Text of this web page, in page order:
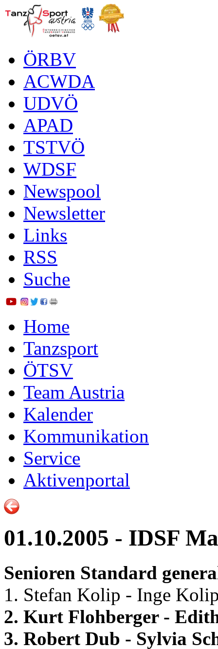
ÖRBV
ACWDA
UDVÖ
APAD
TSTVÖ
WDSF
Newspool
Newsletter
Links
RSS
Suche
Home
Tanzsport
ÖTSV
Team Austria
Kalender
Kommunikation
Service
Aktivenportal
01.10.2005 - IDSF
Senioren Standard
1. Stefan Kolip - Inge
2. Kurt Flohberger -
3. Robert Dub - Sylvia